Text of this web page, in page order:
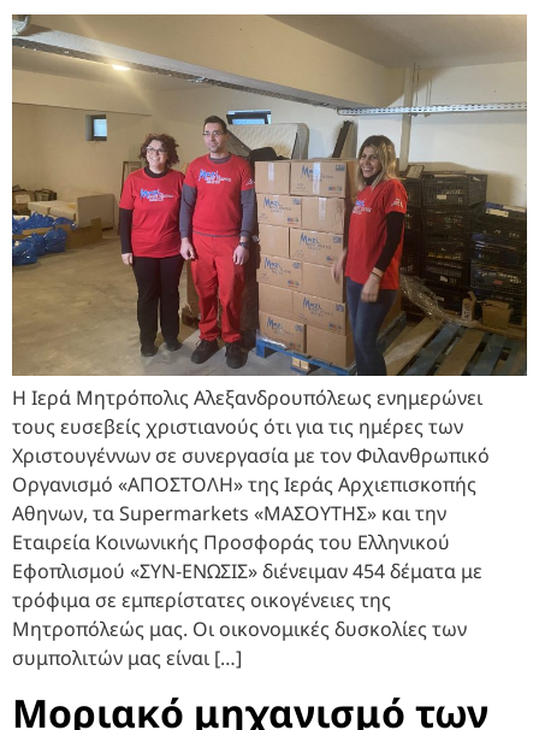
Η Ιερά Μητρόπολις Αλεξανδρουπόλεως ενημερώνει
τους ευσεβείς χριστιανούς ότι για τις ημέρες των
Χριστουγέννων σε συνεργασία με τον Φιλανθρωπικό
Οργανισμό «ΑΠΟΣΤΟΛΗ» της Ιεράς Αρχιεπισκοπής
Αθηνων, τα Supermarkets «ΜΑΣΟΥΤΗΣ» και την
Εταιρεία Κοινωνικής Προσφοράς του Ελληνικού
Εφοπλισμού «ΣΥΝ-ΕΝΩΣΙΣ» διένειμαν 454 δέματα με
τρόφιμα σε εμπερίστατες οικογένειες της
Μητροπόλεώς μας. Οι οικονομικές δυσκολίες των
συμπολιτών μας είναι […]
Μοριακό μηχανισμό των